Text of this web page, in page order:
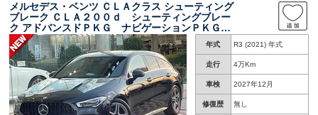
メルセデス・ベンツ ＣＬＡクラス シューティング
ブレーク ＣＬＡ２００ｄ シューティングブレー
ク アドバンスドＰＫＧ ナビゲーションＰＫＧ
Ａｐｐｌｅｃａｒｐｌａｙ 全周囲カメラ レー
ダーセーフティＰＫＧ ディストロニックプラ
ス メモリ付きパワーシート シートヒーター
ハーフレザー 禁煙車 ＥＴＣ
年式 R3 (2021) 年式
走行 4万Km
車検 2027年12月
修復歴 無し